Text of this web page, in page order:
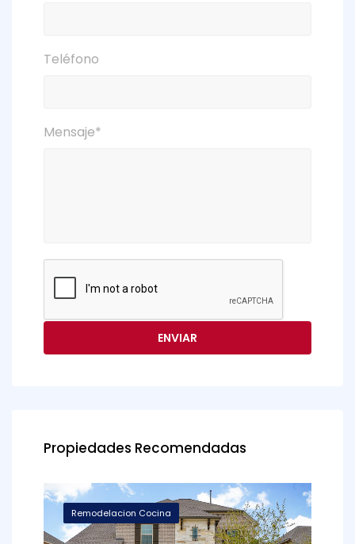
Teléfono
Mensaje*
Propiedades Recomendadas
Remodelacion Cocina